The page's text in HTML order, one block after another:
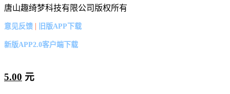
唐山趣绮梦科技有限公司版权所有
意见反馈 | 旧版APP下载
新版APP2.0客户端下载
5.00 元